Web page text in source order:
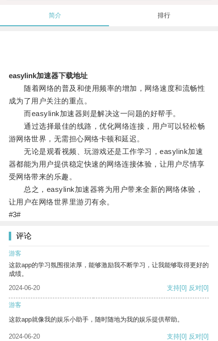
简介 排行
easylink加速器下载地址
随着网络的普及和使用频率的增加，网络速度和流畅性
成为了用户关注的重点。
而easylink加速器则是解决这一问题的好帮手。
通过选择最佳的线路，优化网络连接，用户可以轻松畅
游网络世界，无需担心网络卡顿和延迟。
无论是观看视频、玩游戏还是工作学习，easylink加速
器都能为用户提供稳定快速的网络连接体验，让用户尽情享
受网络带来的乐趣。
总之，easylink加速器将为用户带来全新的网络体验，
让用户在网络世界里游刃有余。
#3#
评论
游客
这款app的学习氛围很浓厚，能够激励我不断学习，让我能够取得更好的
成绩。
2024-06-20
支持[0] 反对[0]
游客
这款app就像我的娱乐小助手，随时随地为我的娱乐提供帮助。
2024-06-20 支持[0] 反对[0]